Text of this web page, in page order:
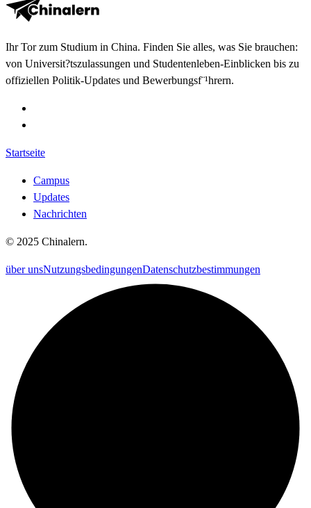
Ihr Tor zum Studium in China. Finden Sie alles, was Sie brauchen:
von Universit?tszulassungen und Studentenleben-Einblicken bis zu
offiziellen Politik-Updates und Bewerbungsf¨¹hrern.
Startseite
Campus
Updates
Nachrichten
© 2025 Chinalern.
über unsNutzungsbedingungenDatenschutzbestimmungen